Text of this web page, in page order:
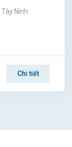
Tây Ninh
Chi tiết